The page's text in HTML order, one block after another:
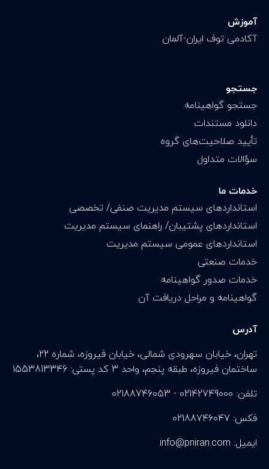
آموزش
آکادمی توف ایران-آلمان
جستجو
جستجو گواهینامه
دانلود مستندات
تأیید صلاحیت‌های گروه
سؤالات متداول
خدمات ما
استانداردهای سیستم مدیریت صنفی/ تخصصی
استانداردهای پشتیبان/ راهنمای سیستم مدیریت
استانداردهای عمومی سیستم مدیریت
خدمات صنعتی
خدمات صدور گواهینامه
گواهینامه و مراحل دریافت آن
آدرس
تهران، خیابان سهرودی شمالی، خیابان فیروزه، شماره 22،
ساختمان فیروزه، طبقه پنجم، واحد 3 کد پستی: 1553813346
تلفن: 02142749000 - 02188746053
فکس: 02188746047
info@pniran.com :ایمیل